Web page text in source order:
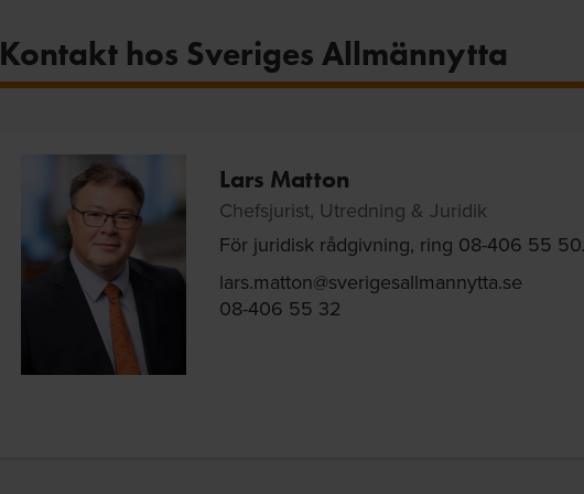
Kontakt hos Sveriges Allmännytta
Lars Matton
Chefsjurist, Utredning & Juridik
För juridisk rådgivning, ring 08-406 55
lars.matton@sverigesallmannytta.se
08-406 55 32